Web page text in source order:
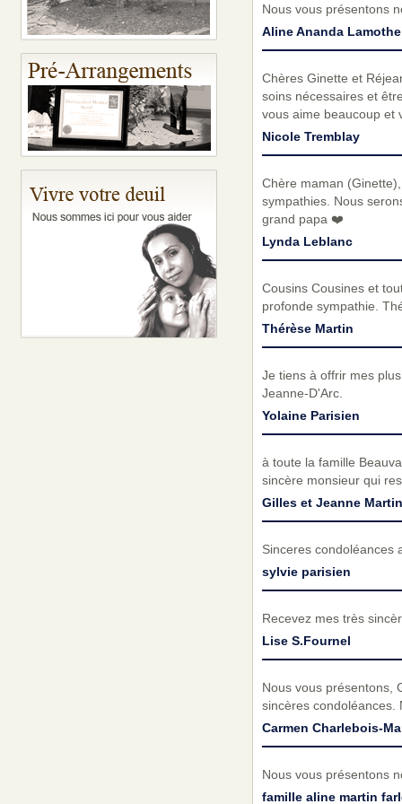
Nous vous présentons
Aline Ananda Lamothe
Chères Ginette et
soins nécessaires et
vous aime beaucoup et
Nicole Tremblay
Chère maman
sympathies. Nous
grand papa ❤️
Lynda Leblanc
Cousins Cousines et
profonde sympathie.
Thérèse Martin
Je tiens à offrir mes
Jeanne-D'Arc.
Yolaine Parisien
à toute la famille
sincère monsieur qui
Gilles et Jeanne
Sinceres condoléances
sylvie parisien
Recevez mes très
Lise S.Fournel
Nous vous présentons,
sincères condoléances.
Carmen Charlebois-
Nous vous présentons
famille aline martin